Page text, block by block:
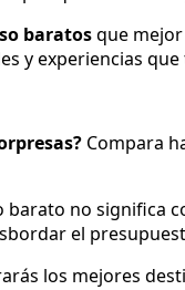
baratosque
y experiencias
Compara
no significa
el
los mejores